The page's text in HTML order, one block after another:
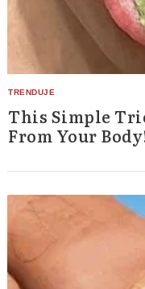
This Simple
From Your